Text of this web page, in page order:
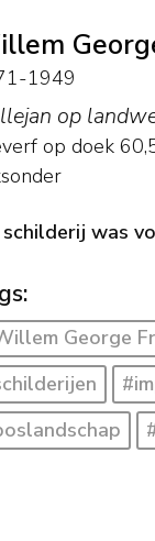
1949
op
op doek
was
George